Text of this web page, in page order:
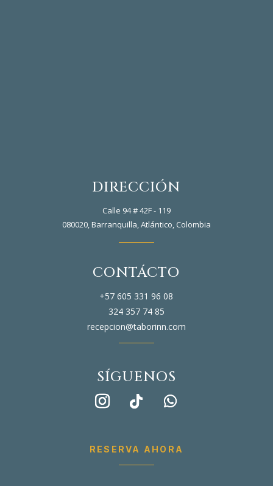
DIRECCIÓN
Calle 94 # 42F - 119
080020,Barranquilla,Atlántico, Colombia
CONTÁCTO
+57 605 331 96 08
324 357 74 85
recepcion@taborinn.com
SÍGUENOS
RESERVA AHORA